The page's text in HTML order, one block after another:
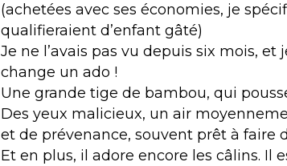
(achetées avec ses économies, je
qualifieraient d’enfant gâté)
Je ne l’avais pas vu depuis six mois, et
change un ado !
Une grande tige de bambou, qui
Des yeux malicieux, un air
et de prévenance, souvent prêt à faire
Et en plus, il adore encore les câlins. Il